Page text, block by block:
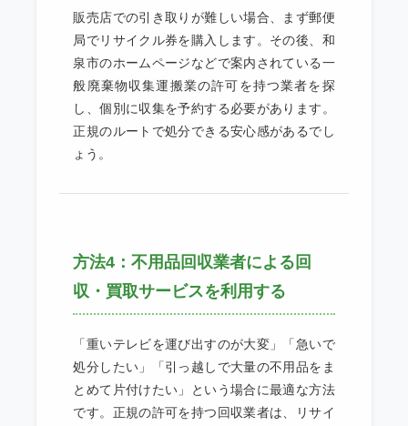
販売店での引き取りが難しい場合、まず郵便
局でリサイクル券を購入します。その後、和
泉市のホームページなどで案内されている一
般廃棄物収集運搬業の許可を持つ業者を探
し、個別に収集を予約する必要があります。
正規のルートで処分できる安心感があるでし
ょう。
方法4：不用品回収業者による回
収・買取サービスを利用する
「重いテレビを運び出すのが大変」「急いで
処分したい」「引っ越しで大量の不用品をま
とめて片付けたい」という場合に最適な方法
です。正規の許可を持つ回収業者は、リサイ